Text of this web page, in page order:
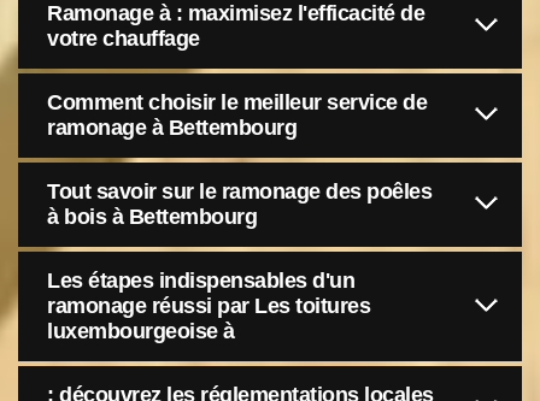
Ramonage à : maximisez l'efficacité de
votre chauffage
Comment choisir le meilleur service de
ramonage à Bettembourg
Tout savoir sur le ramonage des poêles
à bois à Bettembourg
Les étapes indispensables d'un
ramonage réussi par Les toitures
luxembourgeoise à
: découvrez les réglementations locales